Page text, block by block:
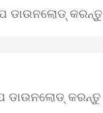
ଡାଉନଲୋଡ୍ କରନ୍ତୁ
ଡାଉନଲୋଡ୍ କରନ୍ତୁ